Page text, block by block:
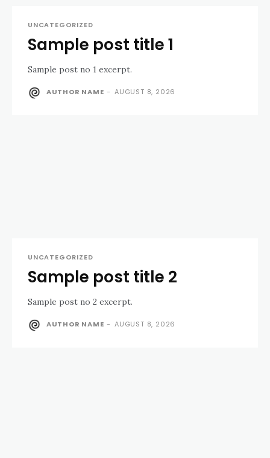
UNCATEGORIZED
Sample post title 1
Sample post no 1 excerpt.
AUTHOR NAME - AUGUST 8, 2026
UNCATEGORIZED
Sample post title 2
Sample post no 2 excerpt.
AUTHOR NAME - AUGUST 8, 2026